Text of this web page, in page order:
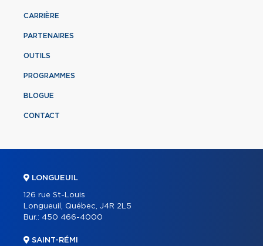
CARRIÈRE
PARTENAIRES
OUTILS
PROGRAMMES
BLOGUE
CONTACT
LONGUEUIL
126 rue St-Louis
Longueuil, Québec, J4R 2L5
Bur.: 450 466-4000
SAINT-RÉMI